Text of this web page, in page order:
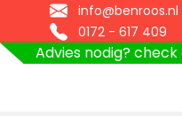
info@benroos.nl
0172 - 617 409
Advies nodig?